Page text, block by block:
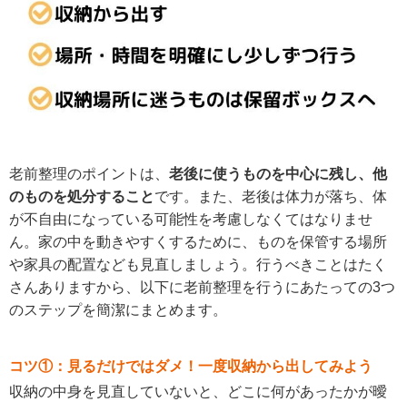
老前整理のポイントは、 老後に使うものを中心に残し、他
のものを処分することです。また、老後は体力が落ち、体
が不自由になっている可能性を考慮しなくてはなりませ
ん。家の中を動きやすくするために、ものを保管する場所
や家具の配置なども見直しましょう。行うべきことはたく
さんありますから、以下に老前整理を行うにあたっての3つ
のステップを簡潔にまとめます。
コツ①：見るだけではダメ！一度収納から出してみよう
収納の中身を見直していないと、どこに何があったかが曖